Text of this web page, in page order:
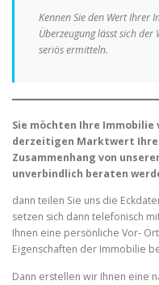
Kennen Sie den Wert Ihrer
Überzeugung lässt sich
seriös ermitteln.
Sie möchten Ihre
derzeitigen Marktwert
Zusammenhang von
unverbindlich beraten
dann teilen Sie uns die
setzen sich dann telefonisch
Ihnen eine persönliche Vor-
Eigenschaften der Immobilie
Dann erstellen wir Ihnen eine